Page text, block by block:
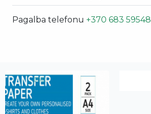
Pagalba telefonu +370 683 59548